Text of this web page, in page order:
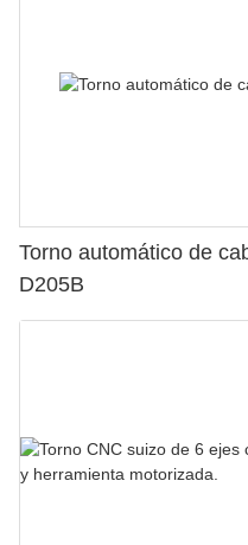
Torno automático de
D205B